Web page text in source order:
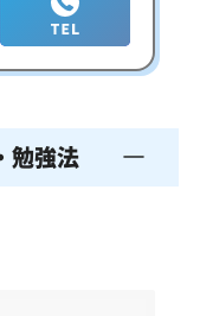
勉強法